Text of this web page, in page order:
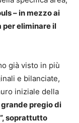
– in mezzo ai
per eliminare il
già visto in più
e bilanciate,
iniziale della
grande pregio di
soprattutto